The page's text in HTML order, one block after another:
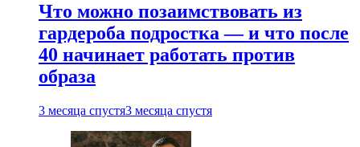
Что можно позаимствовать из
гардероба подростка — и что после
40 начинает работать против
образа
3 месяца спустя3 месяца спустя